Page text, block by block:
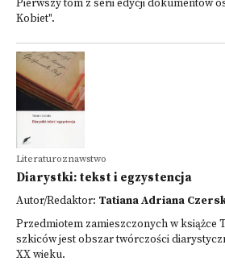
Pierwszy tom z serii edycji dokumentów
Kobiet".
Literaturoznawstwo
Diarystki: tekst i egzystencja
Autor/Redaktor: Tatiana Adriana
Przedmiotem zamieszczonych w książce
szkiców jest obszar twórczości
XX wieku.